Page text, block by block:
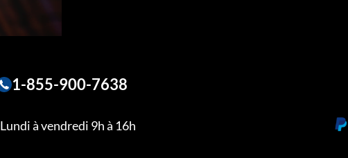
1-855-900-7638
Lundi à vendredi 9h à 16h